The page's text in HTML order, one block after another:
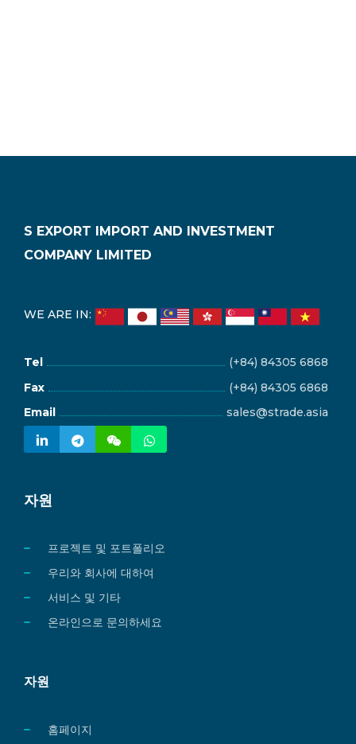
S EXPORT IMPORT AND INVESTMENT
COMPANY LIMITED
WE ARE IN:
Tel
(+84) 84305 6868
Fax
(+84) 84305 6868
Email
sales@strade.asia
자원
프로젝트 및 포트폴리오
우리와 회사에 대하여
서비스 및 기타
온라인으로 문의하세요
자원
홈페이지